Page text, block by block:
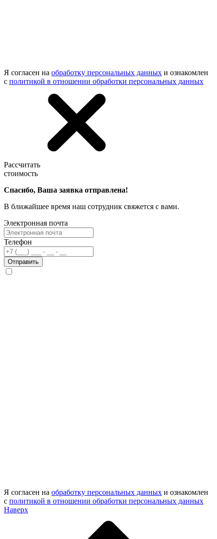
Я согласен на обработку персональных данных и ознакомлен
с политикой в отношении обработки персональных данных
Рассчитать
стоимость
Спасибо, Ваша заявка отправлена!
В ближайшее время наш сотрудник свяжется с вами.
Электронная почта
Телефон
Отправить
Я согласен на обработку персональных данных и ознакомлен
с политикой в отношении обработки персональных данных
Наверх